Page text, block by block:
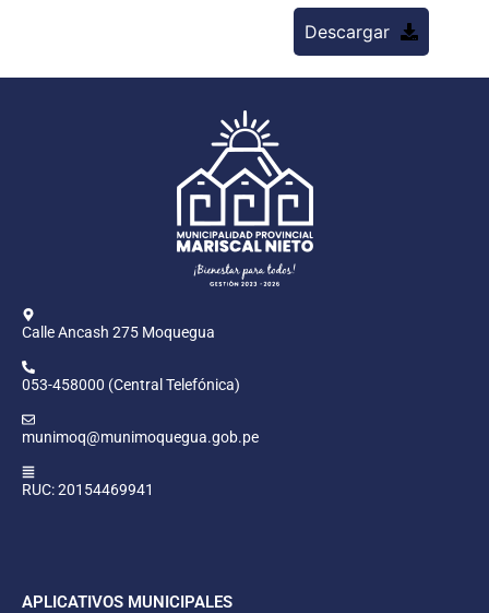
Descargar
Calle Ancash 275 Moquegua
053-458000 (Central Telefónica)
munimoq@munimoquegua.gob.pe
RUC: 20154469941
APLICATIVOS MUNICIPALES